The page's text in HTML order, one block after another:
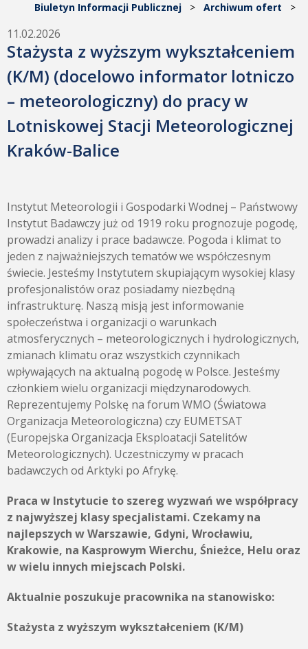
Biuletyn Informacji Publicznej > Archiwum ofert >
11.02.2026
Stażysta z wyższym wykształceniem
(K/M) (docelowo informator lotniczo
– meteorologiczny) do pracy w
Lotniskowej Stacji Meteorologicznej
Kraków-Balice
Instytut Meteorologii i Gospodarki Wodnej – Państwowy
Instytut Badawczy już od 1919 roku prognozuje pogodę,
prowadzi analizy i prace badawcze. Pogoda i klimat to
jeden z najważniejszych tematów we współczesnym
świecie. Jesteśmy Instytutem skupiającym wysokiej klasy
profesjonalistów oraz posiadamy niezbędną
infrastrukturę. Naszą misją jest informowanie
społeczeństwa i organizacji o warunkach
atmosferycznych – meteorologicznych i hydrologicznych,
zmianach klimatu oraz wszystkich czynnikach
wpływających na aktualną pogodę w Polsce. Jesteśmy
członkiem wielu organizacji międzynarodowych.
Reprezentujemy Polskę na forum WMO (Światowa
Organizacja Meteorologiczna) czy EUMETSAT
(Europejska Organizacja Eksploatacji Satelitów
Meteorologicznych). Uczestniczymy w pracach
badawczych od Arktyki po Afrykę.
Praca w Instytucie to szereg wyzwań we współpracy
z najwyższej klasy specjalistami. Czekamy na
najlepszych w Warszawie, Gdyni, Wrocławiu,
Krakowie, na Kasprowym Wierchu, Śnieżce, Helu oraz
w wielu innych miejscach Polski.
Aktualnie poszukuje pracownika na stanowisko:
Stażysta z wyższym wykształceniem (K/M)